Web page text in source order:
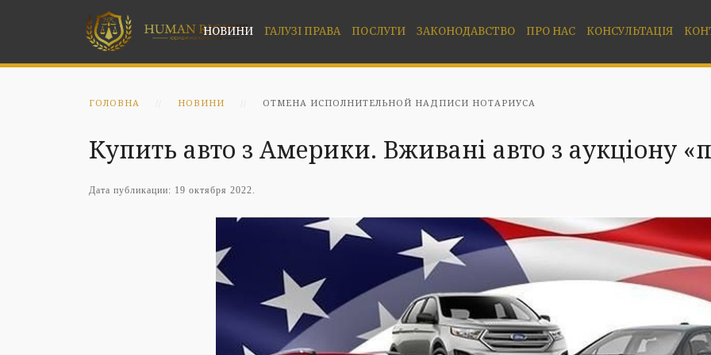
НОВИНИ ГАЛУЗІ ПРАВА ПОСЛУГИ ЗАКОНОДАВСТВО ПРО НАС КОНСУЛЬТАЦІЯ
ГОЛОВНА НОВИНИ ОТМЕНА ИСПОЛНИТЕЛЬНОЙ НАДПИСИ НОТАРИУСА
Купить авто з Америки. Вживані авто з аукціону
Дата публикации: 19 октября 2022.